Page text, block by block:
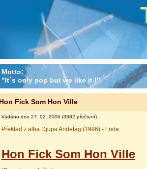
Motto:
"It´s only pop but we like it !"
Hon Fick Som Hon Ville
Vydáno dne 27. 02. 2006 (3382 přečtení)
Překlad z alba Djupa Andetag (1996) - Frida
Hon Fick Som Hon Ville